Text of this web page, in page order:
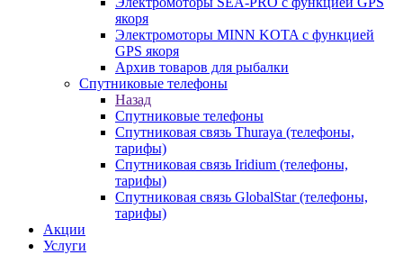
якоря
Электромоторы MINN KOTA с функцией
GPS якоря
Архив товаров для рыбалки
Спутниковые телефоны
Назад
Спутниковые телефоны
Спутниковая связь Thuraya (телефоны,
тарифы)
Спутниковая связь Iridium (телефоны,
тарифы)
Спутниковая связь GlobalStar (телефоны,
тарифы)
Акции
Услуги